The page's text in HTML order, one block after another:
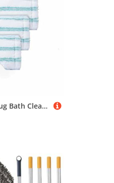
3 Stück Ersatzbezug Bath Cleaner Mikrofasern Set, Fliesenwischer mit Mikrofaser Bezug und Click System, Badewannenwischer für Leifheit Ersatz Zubehör, Moppbezug, Bodenwischer Armaturen